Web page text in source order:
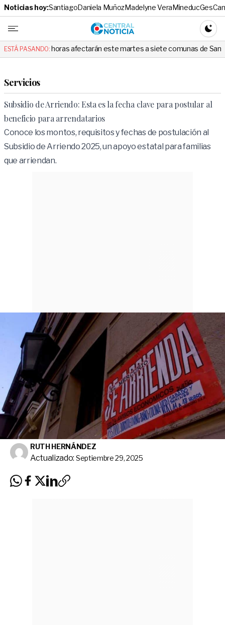
Noticias hoy:SantiagoDaniela MuñozMadelyne VeraMineducGes
Central
ESTÁ PASANDO:
horas afectarán este martes a siete comunas de Santiago: revisa si
Servicios
Subsidio de Arriendo: Esta es la fecha clave para postular al
beneficio para arrendatarios
Conoce los montos, requisitos y fechas de postulación al
Subsidio de Arriendo 2025, un apoyo estatal para familias
que arriendan.
RUTH HERNÁNDEZ
Actualizado: Septiembre 29, 2025